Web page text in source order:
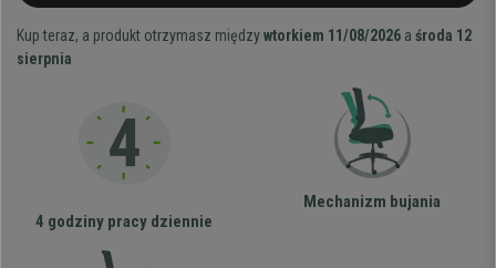
Kup teraz, a produkt otrzymasz międzywtorkiem 11/08/2026 a środa 12
sierpnia
4 godziny pracy dziennie
Mechanizm bujania